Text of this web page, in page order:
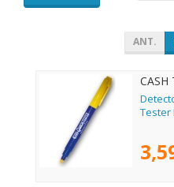
ANT.
CASH
Tester